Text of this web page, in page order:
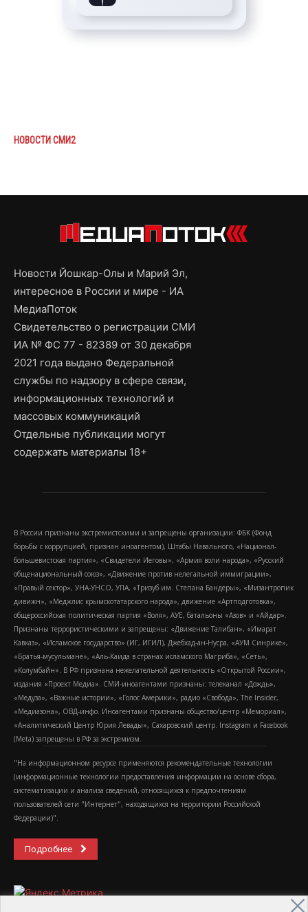
НОВОСТИ СМИ2
Новости Йошкар-Олы и Марий Эл,
интересное в России и мире - ИА
МедиаПоток
Свидетельство о регистрации СМИ
ИА № ФС 77 - 82389 от 30 декабря
2021 года выдано Федеральной
службы по надзору в сфере связи,
информационных технологий и
массовых коммуникаций
Отдельные публикации могут
содержать материалы 18+
В России признаны экстремистскими и запрещены организации: ФБК (Фонд
борьбы с коррупцией, признан иноагентом), Штабы Навального, «Национал-
большевистская партия», «Свидетели Иеговы», «Армия воли народа», «Русский
общенациональный союз», «Движение против нелегальной иммиграции»,
«Правый сектор», УНА-УНСО, УПА, «Тризуб им. Степана Бандеры», «Мизантропик
дивижн», «Меджлис крымскотатарского народа», движение «Артподготовка»,
общероссийская политическая партия «Воля», АУЕ, батальоны «Азов» и «Айдар».
Признаны террористическими и запрещены: «Движение Талибан», «Имарат
Кавказ», «Исламское государство» (ИГ, ИГИЛ), Джебхад-ан-Нусра, «АУМ Синрике»,
«Братья-мусульмане», «Аль-Каида в странах исламского Магриба», «Сеть»,
«Колумбайн». В РФ признана нежелательной деятельность «Открытой России»,
издания «Проект Медиа». СМИ-иноагентами признаны: телеканал «Дождь»,
«Медуза», «Важные истории», «Голос Америки», радио «Свобода», The Insider,
«Медиазона», ОВД-инфо. Иноагентами признаны общество/центр «Мемориал»,
«Аналитический Центр Юрия Левады», Сахаровский центр. Instagram и Facebook
(Metа) запрещены в РФ за экстремизм.
"На информационном ресурсе применяются рекомендательные технологии
(информационные технологии предоставления информации на основе сбора,
систематизации и анализа сведений, относящихся к предпочтениям
пользователей сети "Интернет", находящихся на территории Российской
Федерации)".
Подробнее